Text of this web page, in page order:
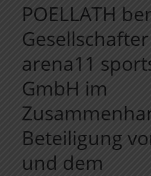
POELLATH
arena11
GmbH im
Beteiligung
und dem